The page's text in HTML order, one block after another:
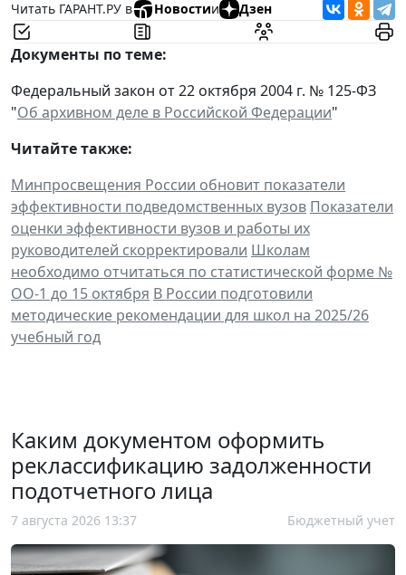
Читать ГАРАНТ.РУ в Новостии Дзен
Документы по теме:
Федеральный закон от 22 октября 2004 г. № 125-ФЗ
"Об архивном деле в Российской Федерации"
Читайте также:
Минпросвещения России обновит показатели
эффективности подведомственных вузов Показатели
оценки эффективности вузов и работы их
руководителей скорректировали Школам
необходимо отчитаться по статистической форме №
ОО-1 до 15 октября В России подготовили
методические рекомендации для школ на 2025/26
учебный год
Каким документом оформить
реклассификацию задолженности
подотчетного лица
7 августа 2026 13:37 Бюджетный учет